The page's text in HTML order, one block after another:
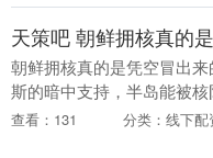
朝鲜拥核真的是凭空冒出
斯的暗中支持，半岛能被
年吗？这背后藏着俄罗斯的
查看：131 分类：线下配